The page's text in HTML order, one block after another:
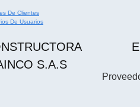
De Clientes
De Usuarios